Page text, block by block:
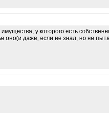
у которого есть
оно(и даже, если не знал, но не